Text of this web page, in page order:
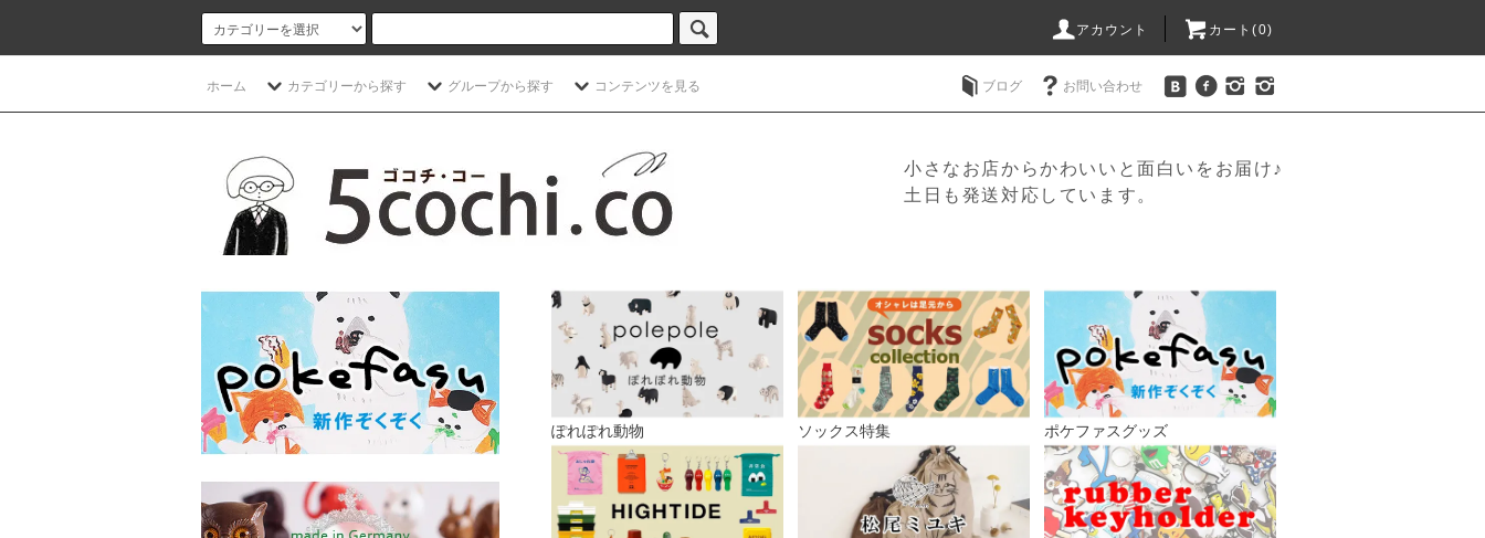
アカウント カート(0)
ホーム カテゴリーから探す グループから探す コンテンツを見る ブログ お問い合わせ
小さなお店からかわいいと面白いをお届け♪
土日も発送対応しています。
ぽれぽれ動物 ソックス特集 ポケファスグッズ